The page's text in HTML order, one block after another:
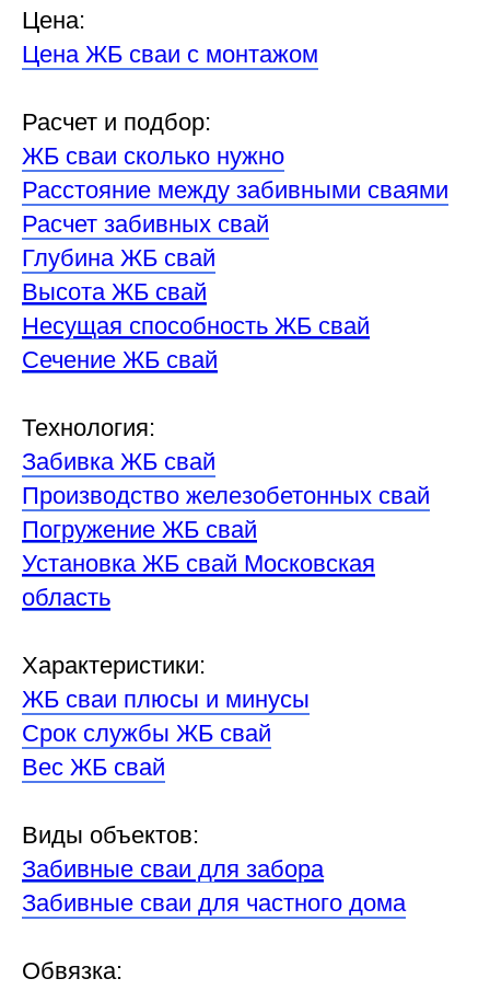
Цена:
Цена ЖБ сваи с монтажом
Расчет и подбор:
ЖБ сваи сколько нужно
Расстояние между забивными сваями
Расчет забивных свай
Глубина ЖБ свай
Высота ЖБ свай
Несущая способность ЖБ свай
Сечение ЖБ свай
Технология:
Забивка ЖБ свай
Производство железобетонных свай
Погружение ЖБ свай
Установка ЖБ свай Московская
область
Характеристики:
ЖБ сваи плюсы и минусы
Срок службы ЖБ свай
Вес ЖБ свай
Виды объектов:
Забивные сваи для забора
Забивные сваи для частного дома
Обвязка: